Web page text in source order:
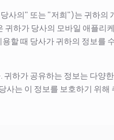
사의" 또는 "저희")는 귀하의
귀하가 당사의 모바일 애플리
할 때 당사가 귀하의 정보를
하가 공유하는 정보는 다양
사는 이 정보를 보호하기 위해